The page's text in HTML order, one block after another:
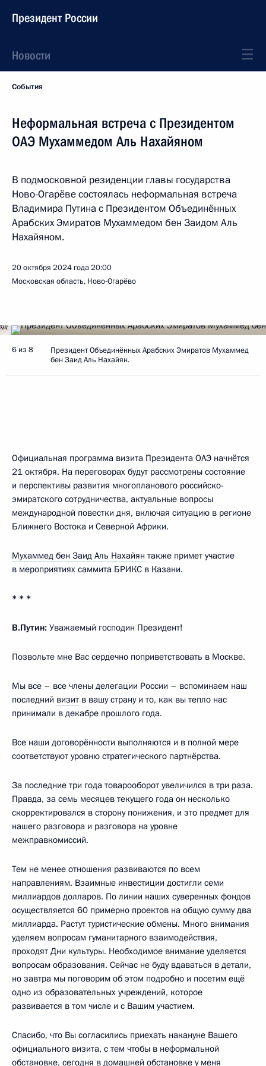
Президент России
Новости
События
Неформальная встреча с Президентом
ОАЭ Мухаммедом Аль Нахайяном
В подмосковной резиденции главы государства
Ново-Огарёве состоялась неформальная встреча
Владимира Путина с Президентом Объединённых
Арабских Эмиратов Мухаммедом бен Заидом Аль
Нахайяном.
20 октября 2024 года20:00
Московская область, Ново-Огарёво
6 из 8
Президент Объединённых Арабских Эмиратов Мухаммед
бен Заид Аль Нахайян.
Официальная программа визита Президента ОАЭ начнётся
21 октября. На переговорах будут рассмотрены состояние
и перспективы развития многопланового российско-
эмиратского сотрудничества, актуальные вопросы
международной повестки дня, включая ситуацию в регионе
Ближнего Востока и Северной Африки.
Мухаммед бен Заид Аль Нахайян также примет участие
в мероприятиях саммита БРИКС в Казани.
* * *
В.Путин: Уважаемый господин Президент!
Позвольте мне Вас сердечно поприветствовать в Москве.
Мы все – все члены делегации России – вспоминаем наш
последний визит в вашу страну и то, как вы тепло нас
принимали в декабре прошлого года.
Все наши договорённости выполняются и в полной мере
соответствуют уровню стратегического партнёрства.
За последние три года товарооборот увеличился в три раза.
Правда, за семь месяцев текущего года он несколько
скорректировался в сторону понижения, и это предмет для
нашего разговора и разговора на уровне
межправкомиссий.
Тем не менее отношения развиваются по всем
направлениям. Взаимные инвестиции достигли семи
миллиардов долларов. По линии наших суверенных фондов
осуществляется 60 примерно проектов на общую сумму два
миллиарда. Растут туристические обмены. Много внимания
уделяем вопросам гуманитарного взаимодействия,
проходят Дни культуры. Необходимое внимание уделяется
вопросам образования. Сейчас не буду вдаваться в детали,
но завтра мы поговорим об этом подробно и посетим ещё
одно из образовательных учреждений, которое
развивается в том числе и с Вашим участием.
Спасибо, что Вы согласились приехать накануне Вашего
официального визита, с тем чтобы в неформальной
обстановке, сегодня в домашней обстановке у меня